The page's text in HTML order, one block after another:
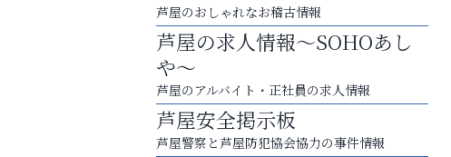
芦屋のおしゃれなお稽古情報
芦屋の求人情報～SOHOあし
や～
芦屋のアルバイト・正社員の求人情報
芦屋安全掲示板
芦屋警察と芦屋防犯協会協力の事件情報